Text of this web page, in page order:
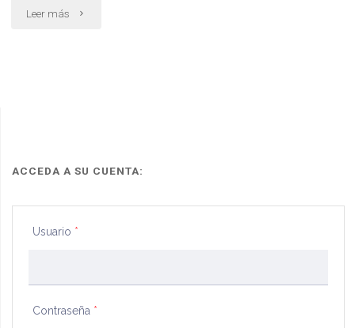
Leer más "Solicita
ACCEDA A SU CUENTA:
Usuario *
Contraseña *